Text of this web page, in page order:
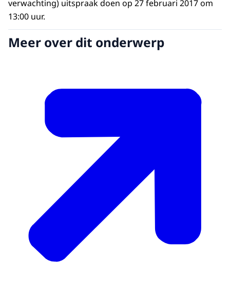
verwachting) uitspraak doen op 27 februari 2017 om
13:00 uur.
Meer over dit onderwerp